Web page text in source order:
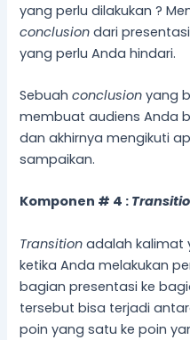
yang perlu dilakukan ?
conclusiondari
yang perlu Anda hindari.
Sebuahconclusionyang
membuat audiens Anda
dan akhirnya mengikuti
sampaikan.
Komponen # 4 :
Transition adalah kalimat
ketika Anda melakukan
bagian presentasi ke
tersebut bisa terjadi
poin yang satu ke poin